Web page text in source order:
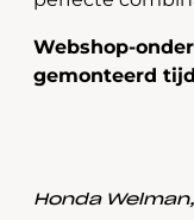
Webshop-
gemonteerd
Honda